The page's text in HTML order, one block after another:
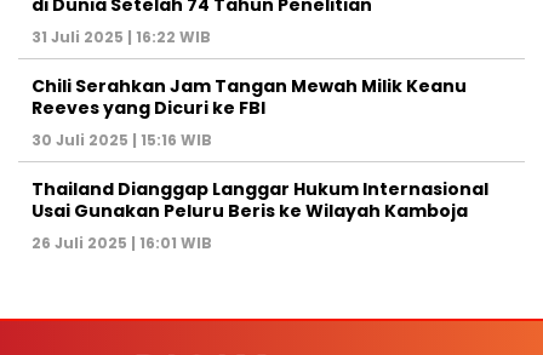
31 Juli 2025 | 16:22 WIB
Chili Serahkan Jam Tangan Mewah Milik Keanu
Reeves yang Dicuri ke FBI
30 Juli 2025 | 15:16 WIB
Thailand Dianggap Langgar Hukum Internasional
Usai Gunakan Peluru Beris ke Wilayah Kamboja
26 Juli 2025 | 16:01 WIB